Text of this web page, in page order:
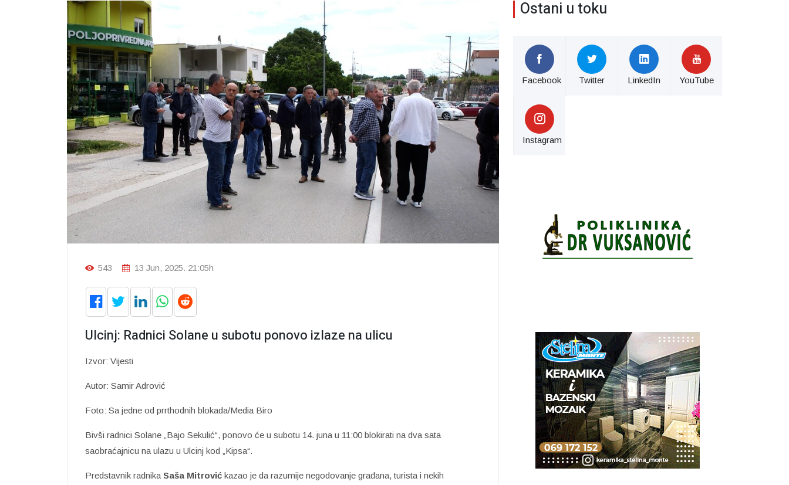
543 13 Jun, 2025. 21:05h
Ulcinj: Radnici Solane u subotu ponovo izlaze na ulicu
Izvor: Vijesti
Autor: Samir Adrović
Foto: Sa jedne od prrthodnih blokada/Media Biro
Bivši radnici Solane „Bajo Sekulić“, ponovo će u subotu 14. juna u 11:00 blokirati na dva sata
saobraćajnicu na ulazu u Ulcinj kod „Kipsa“.
Predstavnik radnika Saša Mitrović kazao je da razumije negodovanje građana, turista i nekih
Ostani u toku
Facebook Twitter LinkedIn YouTube
Instagram